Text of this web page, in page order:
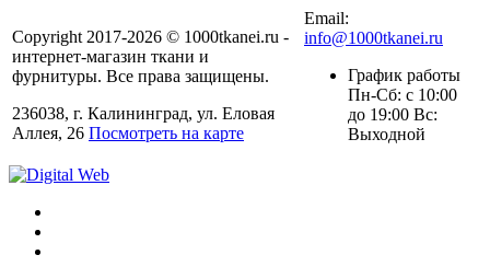
Copyright 2017-2026 © 1000tkanei.ru -
интернет-магазин ткани и
фурнитуры. Все права защищены.
236038, г. Калининград, ул. Еловая
Аллея, 26 Посмотреть на карте
Email:
info@1000tkanei.ru
График работы
Пн-Сб: с 10:00
до 19:00 Вс:
Выходной